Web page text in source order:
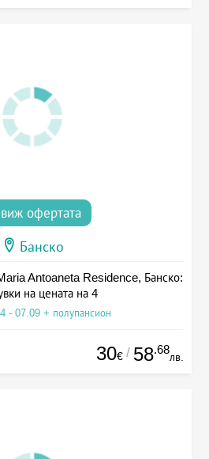
виж офертата
Банско
Antoaneta Residence, Банско:
на цената на 4
- 07.09 + полупансион
30€ / 58.68
лв.